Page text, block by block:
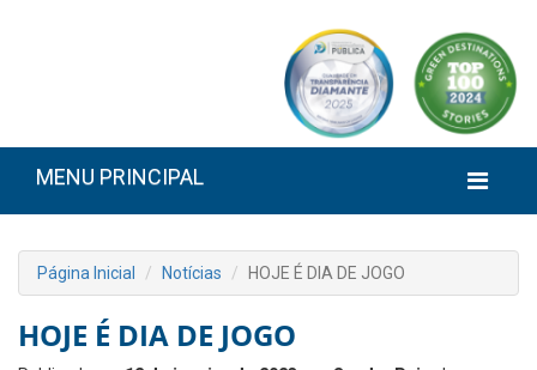
MENU PRINCIPAL
Página Inicial Notícias HOJE É DIA DE JOGO
HOJE É DIA DE JOGO